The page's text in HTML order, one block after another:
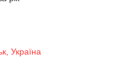
Україна